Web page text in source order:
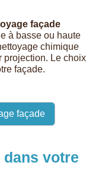
façade
à basse ou haute
chimique
projection. Le choix
façade.
façade
votre